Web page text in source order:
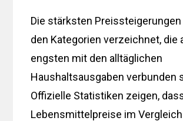
Die stärksten
den Kategorien verzeichnet, die
engsten mit den alltäglichen
Haushaltsausgaben verbunden
Offizielle Statistiken zeigen,
Lebensmittelpreise im